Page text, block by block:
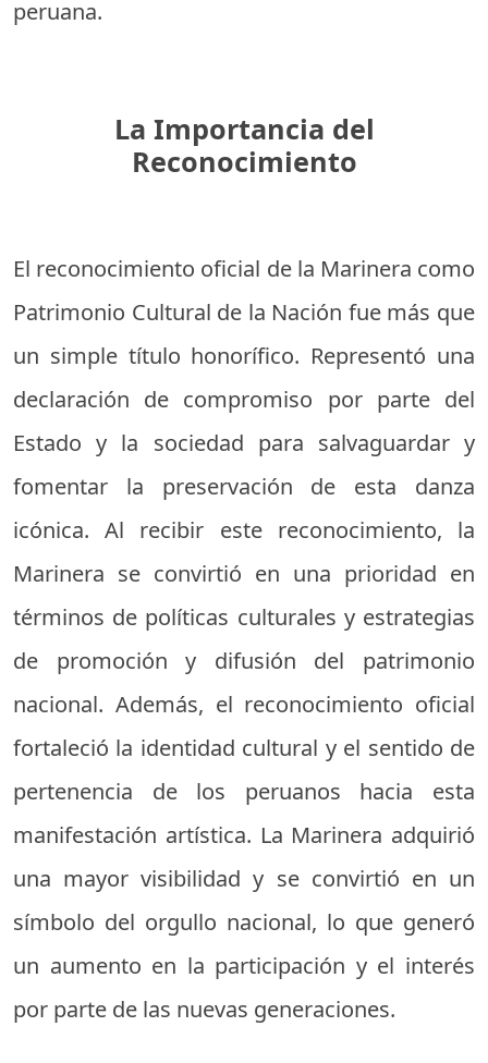
peruana.
La Importancia del
Reconocimiento
El reconocimiento oficial de la Marinera como
Patrimonio Cultural de la Nación fue más que
un simple título honorífico. Representó una
declaración de compromiso por parte del
Estado y la sociedad para salvaguardar y
fomentar la preservación de esta danza
icónica. Al recibir este reconocimiento, la
Marinera se convirtió en una prioridad en
términos de políticas culturales y estrategias
de promoción y difusión del patrimonio
nacional. Además, el reconocimiento oficial
fortaleció la identidad cultural y el sentido de
pertenencia de los peruanos hacia esta
manifestación artística. La Marinera adquirió
una mayor visibilidad y se convirtió en un
símbolo del orgullo nacional, lo que generó
un aumento en la participación y el interés
por parte de las nuevas generaciones.